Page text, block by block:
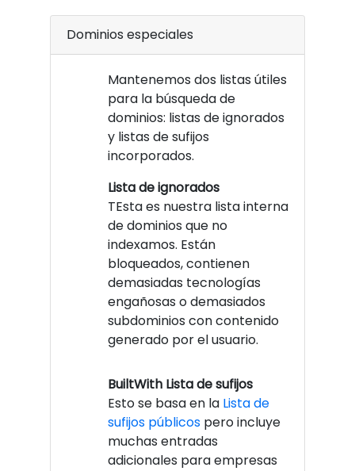
Dominios especiales
Mantenemos dos listas útiles
para la búsqueda de
dominios: listas de ignorados
y listas de sufijos
incorporados.
Lista de ignorados
TEsta es nuestra lista interna
de dominios que no
indexamos. Están
bloqueados, contienen
demasiadas tecnologías
engañosas o demasiados
subdominios con contenido
generado por el usuario.
BuiltWith Lista de sufijos
Esto se basa en la Lista de
sufijos públicos pero incluye
muchas entradas
adicionales para empresas